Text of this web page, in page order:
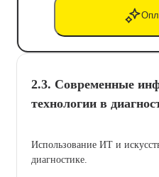
2.3. Современные
технологии в
Использование ИТ и
диагностике.